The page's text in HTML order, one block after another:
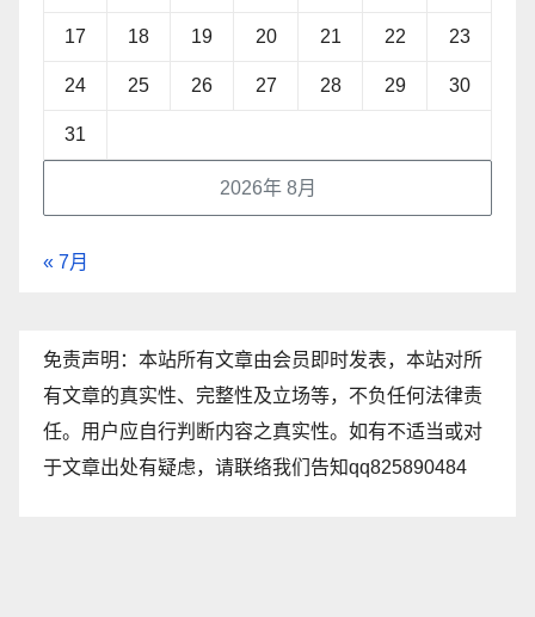
2026年 8月
17 18 19 20 21 22 23
24 25 26 27 28 29 30
31
« 7月
免责声明：本站所有文章由会员即时发表，本站对所
有文章的真实性、完整性及立场等，不负任何法律责
任。用户应自行判断内容之真实性。如有不适当或对
于文章出处有疑虑，请联络我们告知qq825890484